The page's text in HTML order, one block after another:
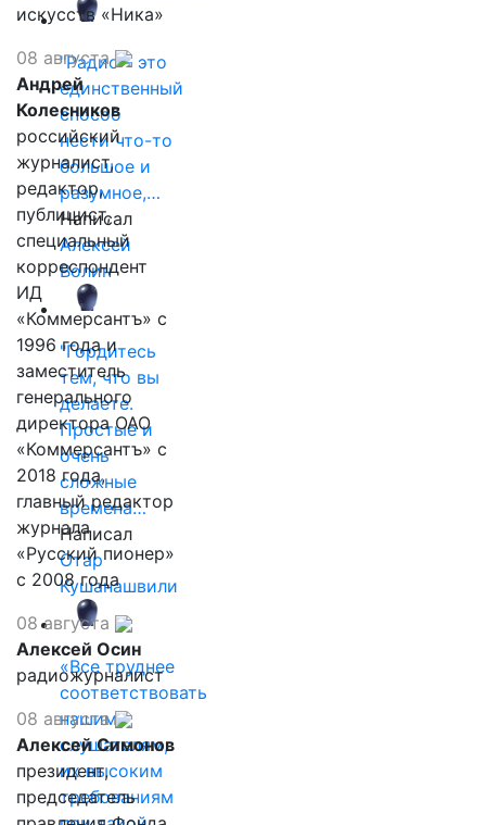
"Радио - это
единственный
способ
нести что-то
большое и
разумное,…
Написал
Алексей
Волин
"Гордитесь
тем, что вы
делаете.
Простые и
очень
сложные
времена…
Написал
Отар
Кушанашвили
«Все труднее
соответствовать
нашим
слушателям,
их высоким
требованиям
искусств «Ника»
08 августа
Андрей
Колесников
российский
журналист,
редактор,
публицист,
специальный
корреспондент
ИД
«Коммерсантъ» с
1996 года и
заместитель
генерального
директора ОАО
«Коммерсантъ» с
2018 года,
главный редактор
журнала
«Русский пионер»
с 2008 года
08 августа
Алексей Осин
радиожурналист
08 августа
Алексей Симонов
президент,
председатель